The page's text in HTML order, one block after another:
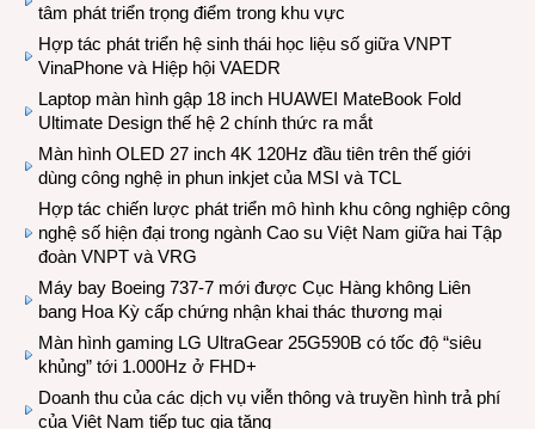
tâm phát triển trọng điểm trong khu vực
Hợp tác phát triển hệ sinh thái học liệu số giữa VNPT
VinaPhone và Hiệp hội VAEDR
Laptop màn hình gập 18 inch HUAWEI MateBook Fold
Ultimate Design thế hệ 2 chính thức ra mắt
Màn hình OLED 27 inch 4K 120Hz đầu tiên trên thế giới
dùng công nghệ in phun inkjet của MSI và TCL
Hợp tác chiến lược phát triển mô hình khu công nghiệp công
nghệ số hiện đại trong ngành Cao su Việt Nam giữa hai Tập
đoàn VNPT và VRG
Máy bay Boeing 737-7 mới được Cục Hàng không Liên
bang Hoa Kỳ cấp chứng nhận khai thác thương mại
Màn hình gaming LG UltraGear 25G590B có tốc độ “siêu
khủng” tới 1.000Hz ở FHD+
Doanh thu của các dịch vụ viễn thông và truyền hình trả phí
của Việt Nam tiếp tục gia tăng